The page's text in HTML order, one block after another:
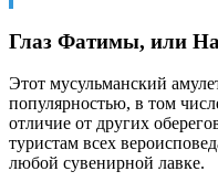
Глаз Фатимы, или
Этот мусульманский
популярностью, в том
отличие от других
туристам всех
любой сувенирной лавке.